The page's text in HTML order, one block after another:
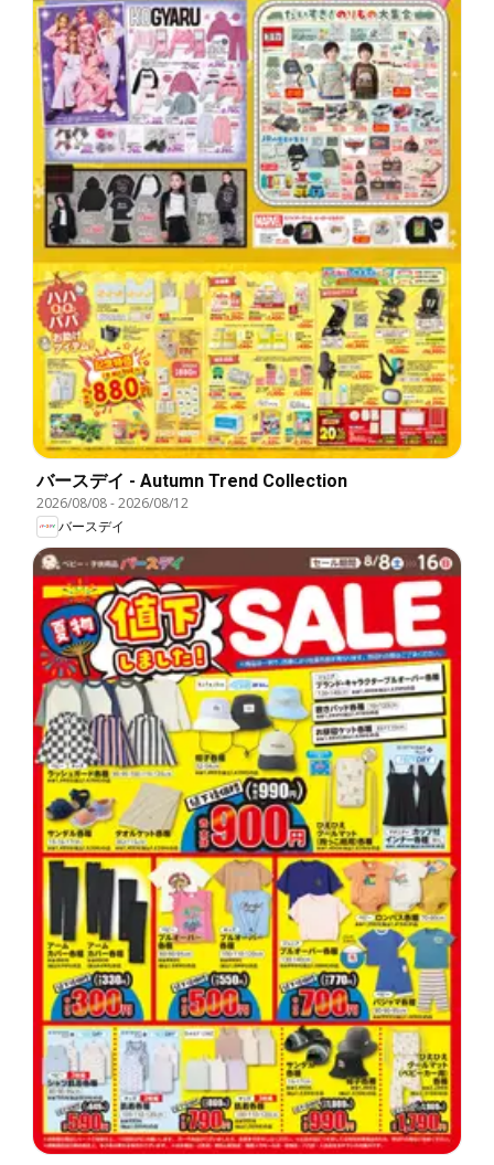
バースデイ - Autumn Trend Collection
2026/08/08-2026/08/12
バースデイ